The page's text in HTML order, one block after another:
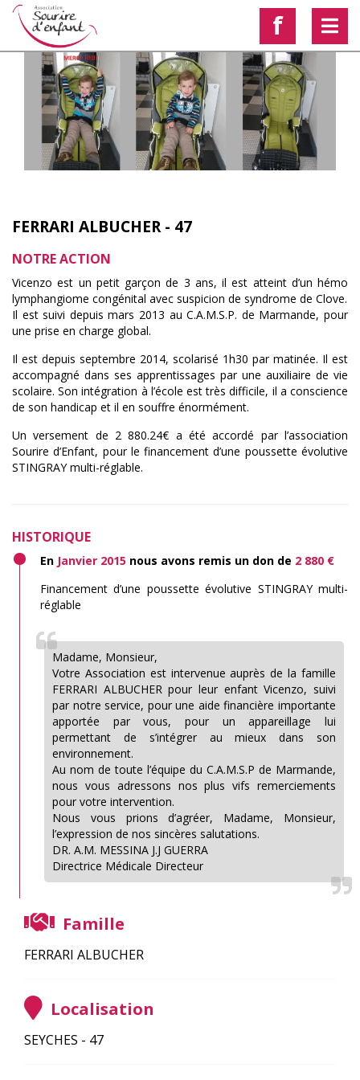
f
FERRARI ALBUCHER - 47
NOTRE ACTION
Vicenzo est un petit garçon de 3 ans, il est atteint d’un hémo
lymphangiome congénital avec suspicion de syndrome de Clove.
Il est suivi depuis mars 2013 au C.A.M.S.P. de Marmande, pour
une prise en charge global.
Il est depuis septembre 2014, scolarisé 1h30 par matinée. Il est
accompagné dans ses apprentissages par une auxiliaire de vie
scolaire. Son intégration à l’école est très difficile, il a conscience
de son handicap et il en souffre énormément.
Un versement de 2 880.24€ a été accordé par l’association
Sourire d’Enfant, pour le financement d’une poussette évolutive
STINGRAY multi-réglable.
HISTORIQUE
En Janvier 2015 nous avons remis un don de 2 880 €
Financement d’une poussette évolutive STINGRAY multi-
réglable
Madame, Monsieur,
Votre Association est intervenue auprès de la famille
FERRARI ALBUCHER pour leur enfant Vicenzo, suivi
par notre service, pour une aide financière importante
apportée par vous, pour un appareillage lui
permettant de s’intégrer au mieux dans son
environnement.
Au nom de toute l’équipe du C.A.M.S.P de Marmande,
nous vous adressons nos plus vifs remerciements
pour votre intervention.
Nous vous prions d’agréer, Madame, Monsieur,
l’expression de nos sincères salutations.
DR. A.M. MESSINA J.J GUERRA
Directrice Médicale Directeur
Famille
FERRARI ALBUCHER
Localisation
SEYCHES - 47